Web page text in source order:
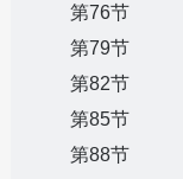
第76节
第79节
第82节
第85节
第88节